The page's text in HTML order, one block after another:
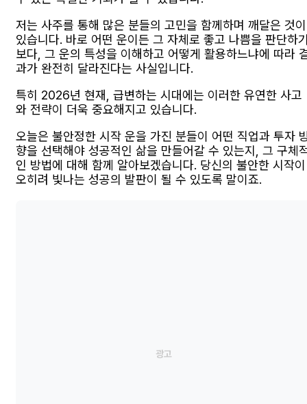
저는 사주를 통해 많은 분들의 고민을 함께하며 깨달은 것이
있습니다. 바로 어떤 운이든 그 자체로 좋고 나쁨을 판단하
보다, 그 운의 특성을 이해하고 어떻게 활용하느냐에 따라
과가 완전히 달라진다는 사실입니다.
특히 2026년 현재, 급변하는 시대에는 이러한 유연한 사고
와 전략이 더욱 중요해지고 있습니다.
오늘은 불안정한 시작 운을 가진 분들이 어떤 직업과 투자
향을 선택해야 성공적인 삶을 만들어갈 수 있는지, 그 구체
인 방법에 대해 함께 알아보겠습니다. 당신의 불안한 시작이
오히려 빛나는 성공의 발판이 될 수 있도록 말이죠.